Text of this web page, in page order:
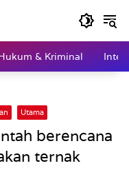
& Kriminal
Utama
berencana
ternak